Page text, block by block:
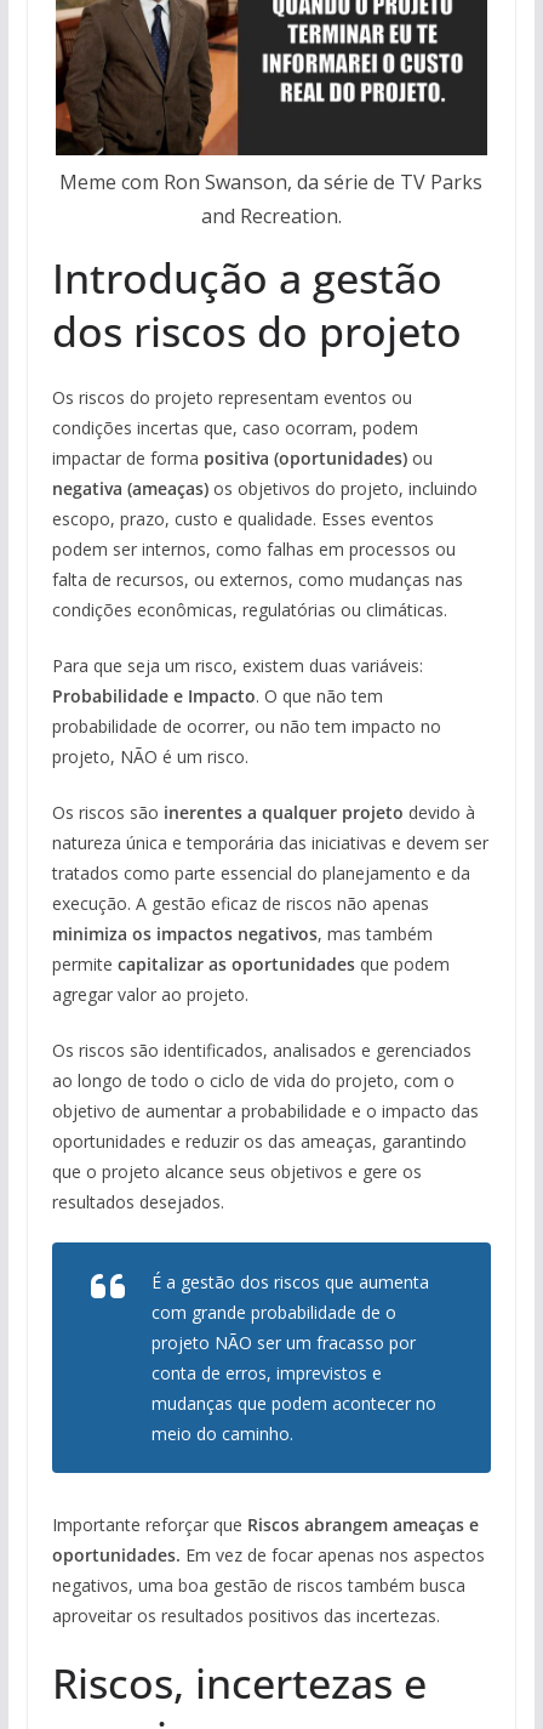
Meme com Ron Swanson, da série de TV Parks
and Recreation.
Introdução a gestão
dos riscos do projeto
Os riscos do projeto representam eventos ou
condições incertas que, caso ocorram, podem
impactar de forma positiva (oportunidades)ou
negativa (ameaças)os objetivos do projeto, incluindo
escopo, prazo, custo e qualidade. Esses eventos
podem ser internos, como falhas em processos ou
falta de recursos, ou externos, como mudanças nas
condições econômicas, regulatórias ou climáticas.
Para que seja um risco, existem duas variáveis:
Probabilidade e Impacto. O que não tem
probabilidade de ocorrer, ou não tem impacto no
projeto, NÃO é um risco.
Os riscos são inerentes a qualquer projeto devido à
natureza única e temporária das iniciativas e devem ser
tratados como parte essencial do planejamento e da
execução. A gestão eficaz de riscos não apenas
minimiza os impactos negativos, mas também
permite capitalizar as oportunidadesque podem
agregar valor ao projeto.
Os riscos são identificados, analisados e gerenciados
ao longo de todo o ciclo de vida do projeto, com o
objetivo de aumentar a probabilidade e o impacto das
oportunidades e reduzir os das ameaças, garantindo
que o projeto alcance seus objetivos e gere os
resultados desejados.
É a gestão dos riscos que aumenta
com grande probabilidade de o
projeto NÃO ser um fracasso por
conta de erros, imprevistos e
mudanças que podem acontecer no
meio do caminho.
Importante reforçar que Riscos abrangem ameaças e
oportunidades. Em vez de focar apenas nos aspectos
negativos, uma boa gestão de riscos também busca
aproveitar os resultados positivos das incertezas.
Riscos, incertezas e